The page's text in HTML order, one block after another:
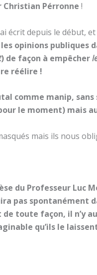
Christian Pérronne !
écrit depuis le début,
opinions publiques
) de façon à empêcher
réélire !
comme manip,
le moment) mais
mais ils nous
du Professeur Luc
pas spontanément
toute façon, il n’y
qu’ils le